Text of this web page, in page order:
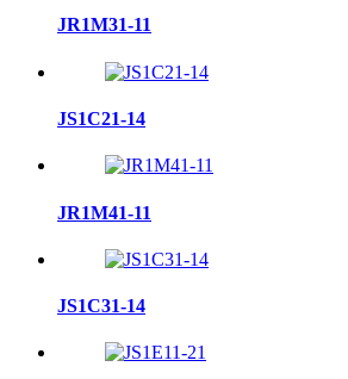
JR1M31-11
JS1C21-14
JR1M41-11
JS1C31-14